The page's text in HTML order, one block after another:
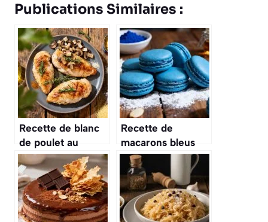
Publications Similaires :
Recette de blanc
de poulet au
Cookeo : savourez
un plat délicieux
Recette de
macarons bleus
délicieux et faciles
à préparer